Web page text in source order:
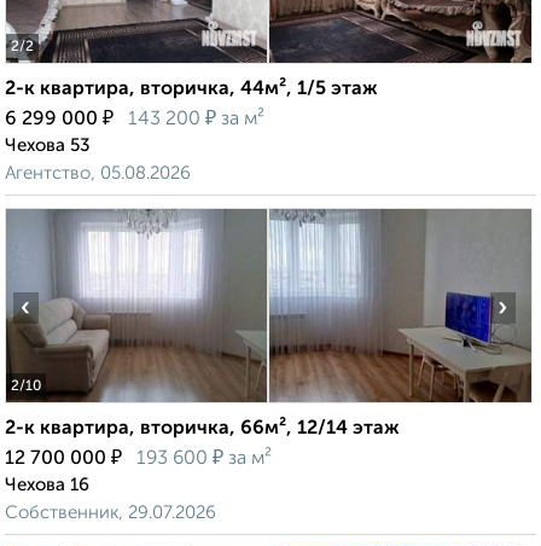
2/2
2-к квартира, вторичка, 44м², 1/5 этаж
6 299 000 ₽ 143 200 ₽ за м²
Чехова 53
Агентство, 05.08.2026
2/10
‹ ›
2-к квартира, вторичка, 66м², 12/14 этаж
12 700 000 ₽ 193 600 ₽ за м²
Чехова 16
Собственник, 29.07.2026